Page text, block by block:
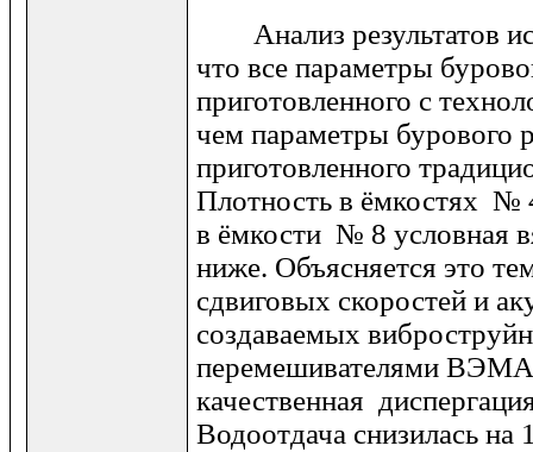
Анализ результатов
что все параметры
приготовленного с
чем параметры бурового
приготовленного
Плотность в ёмкостях №
в ёмкости № 8 условная
ниже. Объясняется это
сдвиговых скоростей и
создаваемых
перемешивателями
качественная
Водоотдача снизилась на